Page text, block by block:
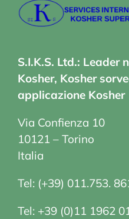
S.I.K.S. Ltd.: Leader
Kosher, Kosher
applicazione Kosher
Via Confienza 10
10121 – Torino
Italia
Tel: (+39) 011.753.
Tel: +39 (0)11 1962